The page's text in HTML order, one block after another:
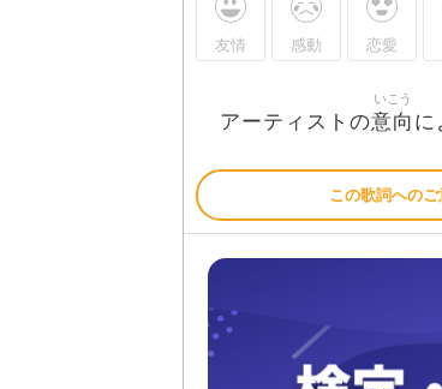
友情 感動 恋愛
アーティストの意向
いこう
に
この歌詞へのご